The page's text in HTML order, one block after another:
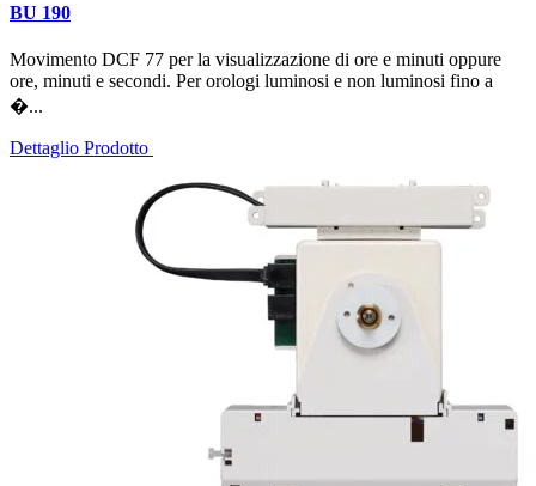
BU 190
Movimento DCF 77 per la visualizzazione di ore e minuti oppure
ore, minuti e secondi. Per orologi luminosi e non luminosi fino a
�...
Dettaglio Prodotto